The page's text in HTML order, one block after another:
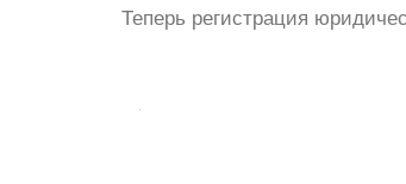
Теперь регистрация